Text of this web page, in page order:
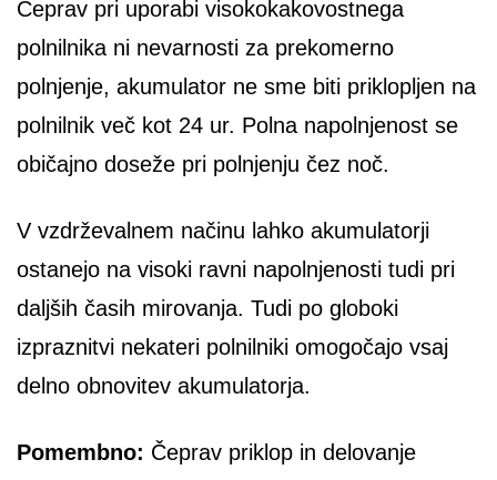
Čeprav pri uporabi visokokakovostnega
polnilnika ni nevarnosti za prekomerno
polnjenje, akumulator ne sme biti priklopljen na
polnilnik več kot 24 ur. Polna napolnjenost se
običajno doseže pri polnjenju čez noč.
V vzdrževalnem načinu lahko akumulatorji
ostanejo na visoki ravni napolnjenosti tudi pri
daljših časih mirovanja. Tudi po globoki
izpraznitvi nekateri polnilniki omogočajo vsaj
delno obnovitev akumulatorja.
Pomembno: Čeprav priklop in delovanje